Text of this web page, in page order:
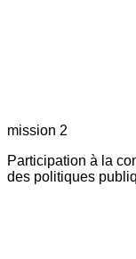
mission 2
Participation à la
des politiques